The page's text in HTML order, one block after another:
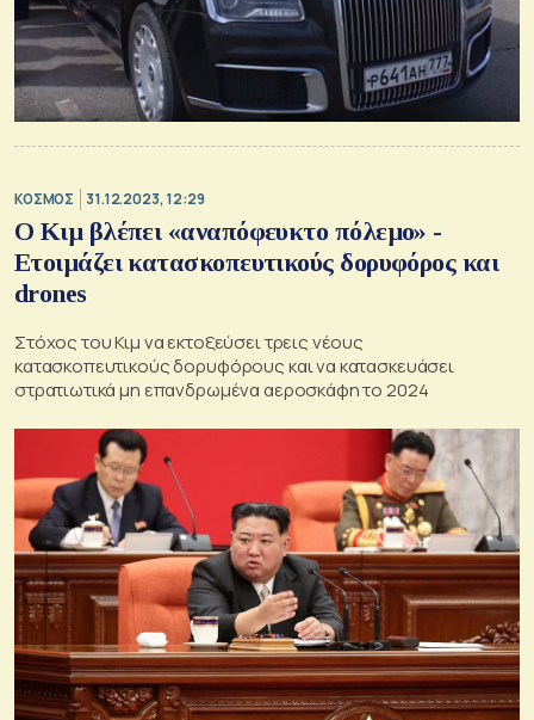
ΚΟΣΜΟΣ 31.12.2023, 12:29
Ο Κιμ βλέπει «αναπόφευκτο πόλεμο» -
Ετοιμάζει κατασκοπευτικούς δορυφόρος και
drones
Στόχος του Κιμ να εκτοξεύσει τρεις νέους
κατασκοπευτικούς δορυφόρους και να κατασκευάσει
στρατιωτικά μη επανδρωμένα αεροσκάφη το 2024